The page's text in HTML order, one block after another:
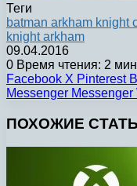
Теги
batman arkham knight
knight arkham
09.04.2016
0 Время чтения: 2
Facebook X Pinterest
Messenger Messenger
ПОХОЖИЕ